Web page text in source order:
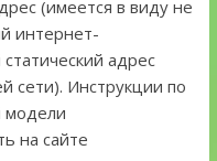
(имеется в виду не
интернет-
адрес
сети). Инструкции по
модели
на сайте